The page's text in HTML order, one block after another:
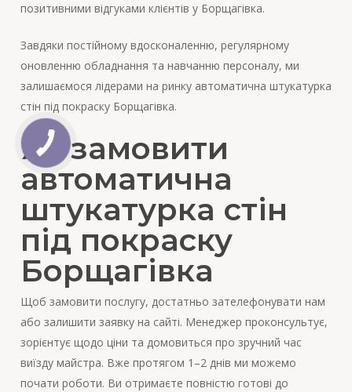
позитивними відгуками клієнтів у Борщагівка.
Завдяки постійному вдосконаленню, регулярному
оновленню обладнання та навчанню персоналу, ми
залишаємося лідерами на ринку автоматична штукатурка
стін під покраску Борщагівка.
Як замовити
автоматична
штукатурка стін
під покраску
Борщагівка
Щоб замовити послугу, достатньо зателефонувати нам
або залишити заявку на сайті. Менеджер проконсультує,
зорієнтує щодо ціни та домовиться про зручний час
виїзду майстра. Вже протягом 1–2 днів ми можемо
почати роботи. Ви отримаєте повністю готові до